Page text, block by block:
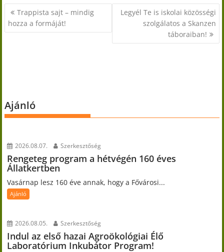
Bejegyzés
navigáció
Trappista sajt – mindig
hozza a formáját!
Legyél Te is iskolai közösségi
szolgálatos a Skanzen
táboraiban!
Ajánló
2026.08.07. Szerkesztőség
Rengeteg program a hétvégén 160 éves
Állatkertben
Vasárnap lesz 160 éve annak, hogy a Fővárosi...
Ajánló
2026.08.05. Szerkesztőség
Indul az első hazai Agroökológiai Élő
Laboratórium Inkubátor Program!